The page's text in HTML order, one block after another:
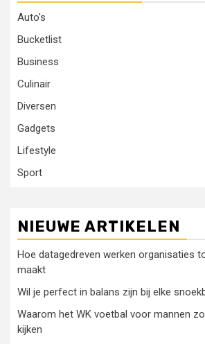
Auto's
Bucketlist
Business
Culinair
Diversen
Gadgets
Lifestyle
Sport
NIEUWE ARTIKELEN
Hoe datagedreven werken organisaties
maakt
Wil je perfect in balans zijn bij elke
Waarom het WK voetbal voor mannen
kijken